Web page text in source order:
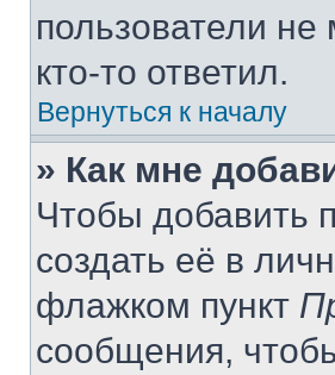
пользователи
кто-то ответил.
Вернуться к началу
» Как мне
Чтобы добавить
создать её в
флажком пункт
сообщения,